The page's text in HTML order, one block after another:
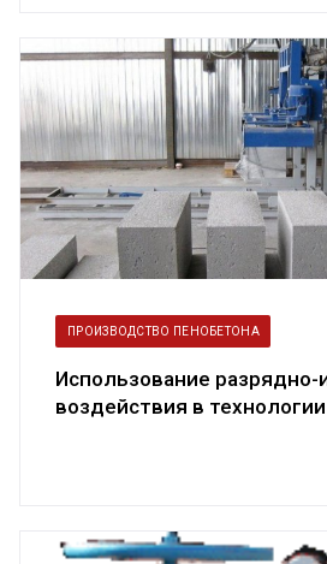
ПРОИЗВОДСТВО ПЕНОБЕТОНА
Использование разрядно-
воздействия в